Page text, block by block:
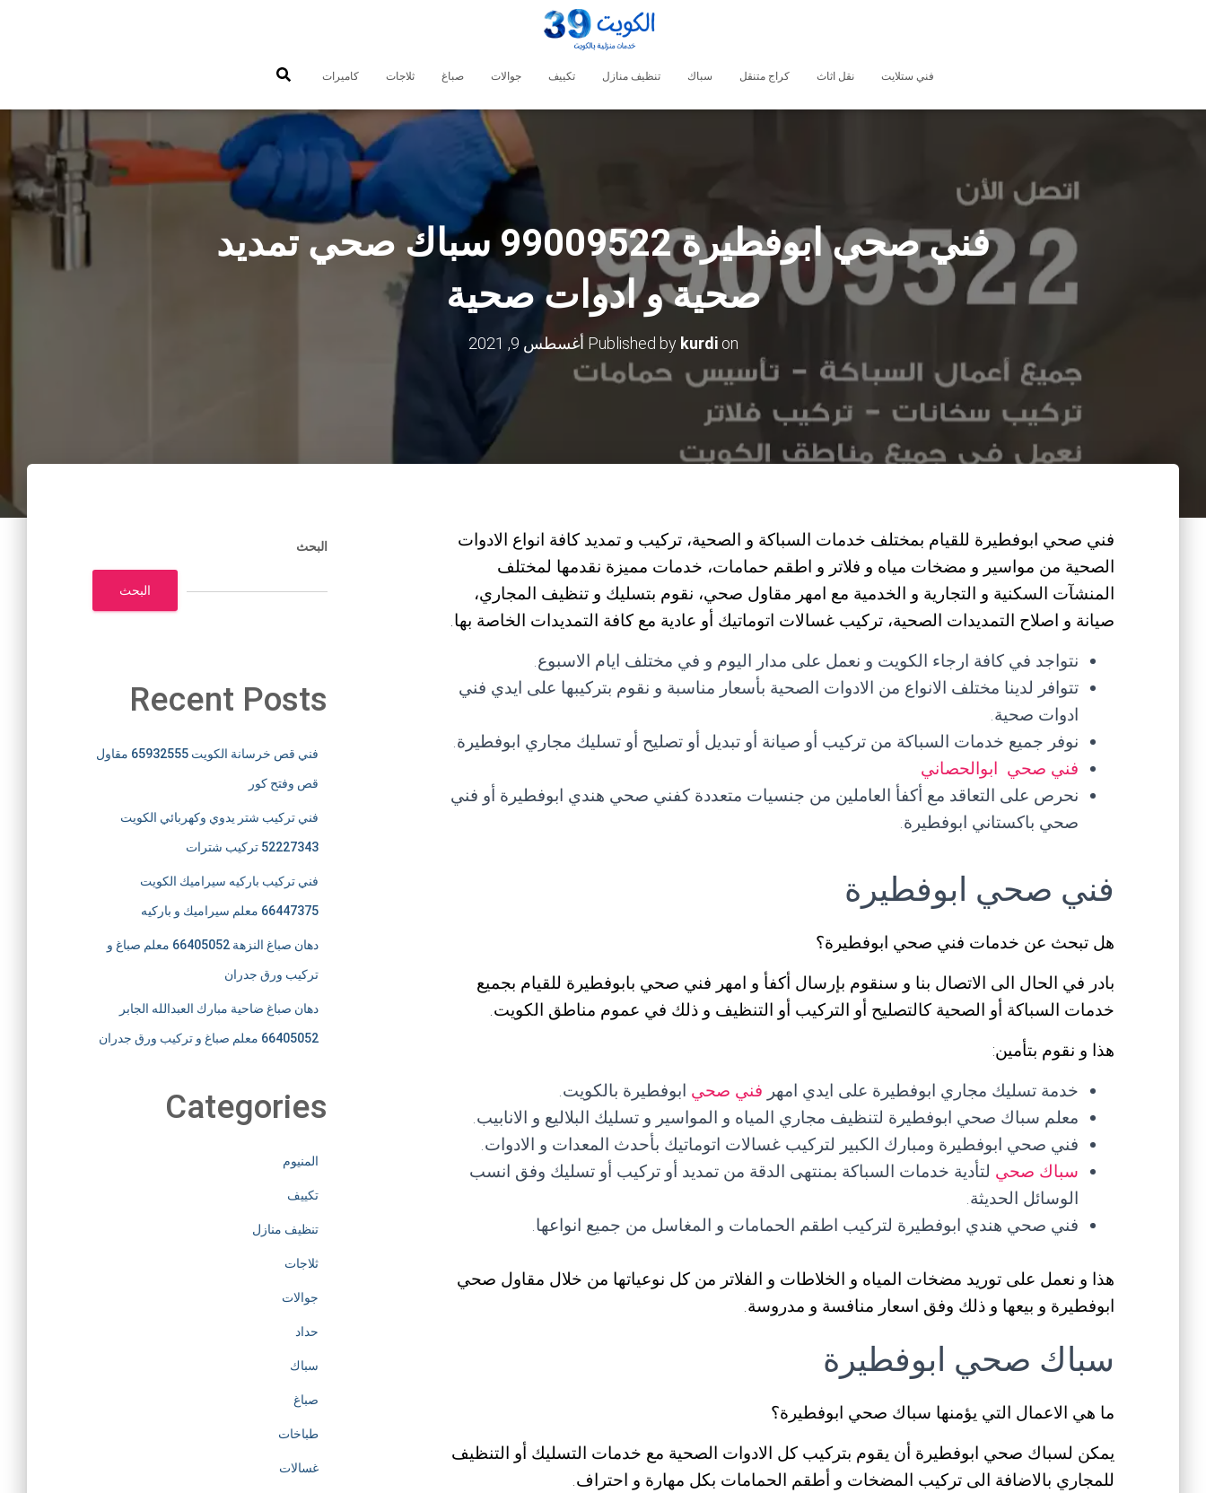
فني ستلايت نقل اثاث كراج متنقل سباك تنظيف منازل تكييف جوالات صباغ ثلاجات كاميرات
فني صحي ابوفطيرة 99009522 سباك صحي تمديد
صحية و ادوات صحية
Published by kurdion أغسطس 9, 2021
فني صحي ابوفطيرة للقيام بمختلف خدمات السباكة و الصحية، تركيب و تمديد كافة انواع الادوات
الصحية من مواسير و مضخات مياه و فلاتر و اطقم حمامات، خدمات مميزة نقدمها لمختلف
المنشآت السكنية و التجارية و الخدمية مع امهر مقاول صحي، نقوم بتسليك و تنظيف المجاري،
صيانة و اصلاح التمديدات الصحية، تركيب غسالات اتوماتيك أو عادية مع كافة التمديدات الخاصة بها.
نتواجد في كافة ارجاء الكويت و نعمل على مدار اليوم و في مختلف ايام الاسبوع.
تتوافر لدينا مختلف الانواع من الادوات الصحية بأسعار مناسبة و نقوم بتركيبها على ايدي فني
ادوات صحية.
نوفر جميع خدمات السباكة من تركيب أو صيانة أو تبديل أو تصليح أو تسليك مجاري ابوفطيرة.
فني صحي ابوالحصاني
نحرص على التعاقد مع أكفأ العاملين من جنسيات متعددة كفني صحي هندي ابوفطيرة أو فني
صحي باكستاني ابوفطيرة.
فني صحي ابوفطيرة
هل تبحث عن خدمات فني صحي ابوفطيرة؟
بادر في الحال الى الاتصال بنا و سنقوم بإرسال أكفأ و امهر فني صحي بابوفطيرة للقيام بجميع
خدمات السباكة أو الصحية كالتصليح أو التركيب أو التنظيف و ذلك في عموم مناطق الكويت.
هذا و نقوم بتأمين:
خدمة تسليك مجاري ابوفطيرة على ايدي امهر فني صحي ابوفطيرة بالكويت.
معلم سباك صحي ابوفطيرة لتنظيف مجاري المياه و المواسير و تسليك البلاليع و الانابيب.
فني صحي ابوفطيرة ومبارك الكبير لتركيب غسالات اتوماتيك بأحدث المعدات و الادوات.
سباك صحي لتأدية خدمات السباكة بمنتهى الدقة من تمديد أو تركيب أو تسليك وفق انسب
الوسائل الحديثة.
فني صحي هندي ابوفطيرة لتركيب اطقم الحمامات و المغاسل من جميع انواعها.
هذا و نعمل على توريد مضخات المياه و الخلاطات و الفلاتر من كل نوعياتها من خلال مقاول صحي
ابوفطيرة و بيعها و ذلك وفق اسعار منافسة و مدروسة.
سباك صحي ابوفطيرة
ما هي الاعمال التي يؤمنها سباك صحي ابوفطيرة؟
يمكن لسباك صحي ابوفطيرة أن يقوم بتركيب كل الادوات الصحية مع خدمات التسليك أو التنظيف
للمجاري بالاضافة الى تركيب المضخات و أطقم الحمامات بكل مهارة و احتراف.
البحث
البحث
Recent Posts
فني قص خرسانة الكويت 65932555 مقاول
قص وفتح كور
فني تركيب شتر يدوي وكهربائي الكويت
52227343 تركيب شترات
فني تركيب باركيه سيراميك الكويت
66447375 معلم سيراميك و باركيه
دهان صباغ النزهة 66405052 معلم صباغ و
تركيب ورق جدران
دهان صباغ ضاحية مبارك العبدالله الجابر
66405052 معلم صباغ و تركيب ورق جدران
Categories
المنيوم
تكييف
تنظيف منازل
ثلاجات
جوالات
حداد
سباك
صباغ
طباخات
غسالات